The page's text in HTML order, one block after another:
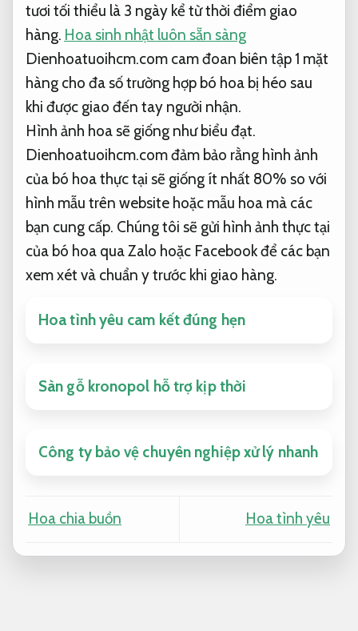
tươi tối thiểu là 3 ngày kể từ thời điểm giao
hàng. Hoa sinh nhật luôn sẵn sàng
Dienhoatuoihcm.com cam đoan biên tập 1 mặt
hàng cho đa số trường hợp bó hoa bị héo sau
khi được giao đến tay người nhận.
Hình ảnh hoa sẽ giống như biểu đạt.
Dienhoatuoihcm.com đảm bảo rằng hình ảnh
của bó hoa thực tại sẽ giống ít nhất 80% so với
hình mẫu trên website hoặc mẫu hoa mà các
bạn cung cấp. Chúng tôi sẽ gửi hình ảnh thực tại
của bó hoa qua Zalo hoặc Facebook để các bạn
xem xét và chuẩn y trước khi giao hàng.
Hoa tình yêu cam kết đúng hẹn
Sàn gỗ kronopol hỗ trợ kịp thời
Công ty bảo vệ chuyên nghiệp xử lý nhanh
Hoa chia buồn Hoa tình yêu